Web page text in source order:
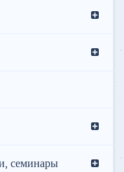
семинары